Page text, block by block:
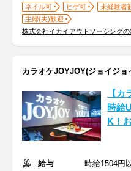
ネイル可 ヒゲ可 未経験者
主婦(夫)歓迎
株式会社イカイアウトソーシング
カラオケJOYJOY(ジョイジョ
【
時給
K！
給与
時給1504円